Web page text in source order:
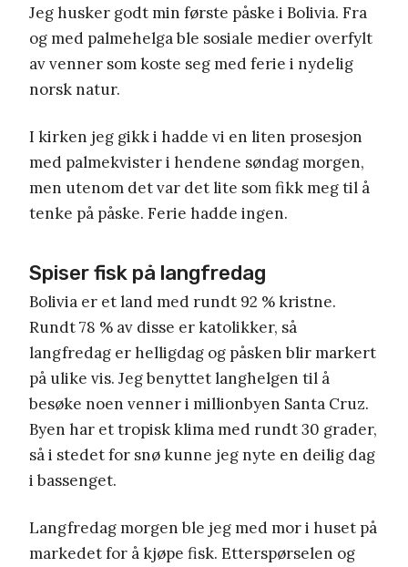
Jeg husker godt min første påske i Bolivia. Fra
og med palmehelga ble sosiale medier overfylt
av venner som koste seg med ferie i nydelig
norsk natur.
I kirken jeg gikk i hadde vi en liten prosesjon
med palmekvister i hendene søndag morgen,
men utenom det var det lite som fikk meg til å
tenke på påske. Ferie hadde ingen.
Spiser fisk på langfredag
Bolivia er et land med rundt 92 % kristne.
Rundt 78 % av disse er katolikker, så
langfredag er helligdag og påsken blir markert
på ulike vis. Jeg benyttet langhelgen til å
besøke noen venner i millionbyen Santa Cruz.
Byen har et tropisk klima med rundt 30 grader,
så i stedet for snø kunne jeg nyte en deilig dag
i bassenget.
Langfredag morgen ble jeg med mor i huset på
markedet for å kjøpe fisk. Etterspørselen og